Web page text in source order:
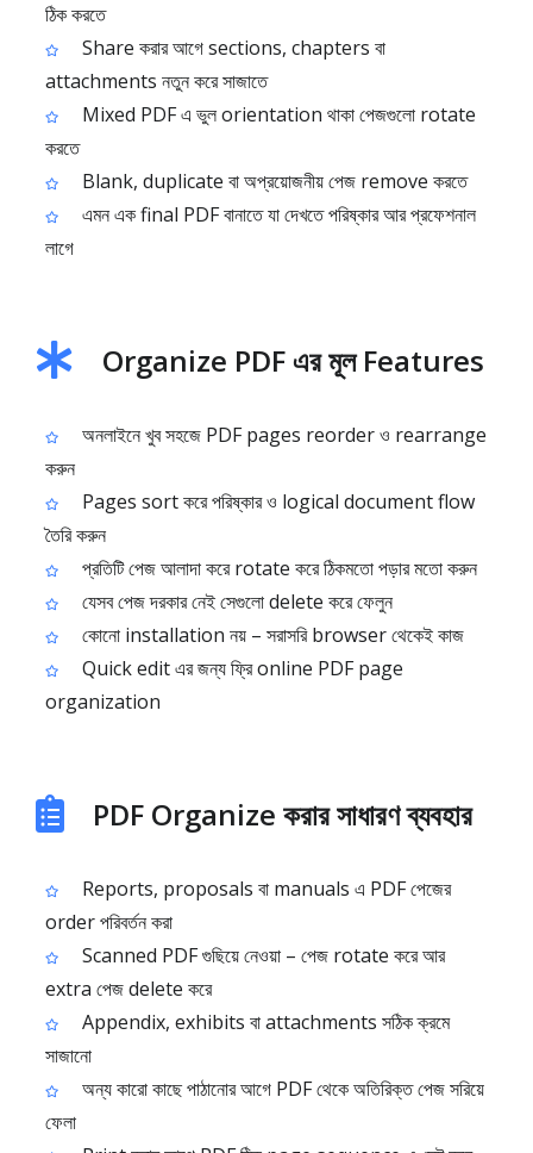
ঠিক করতে
Share করার আগে sections, chapters বা
attachments নতুন করে সাজাতে
Mixed PDF এ ভুল orientation থাকা পেজগুলো rotate
করতে
Blank, duplicate বা অপ্রয়োজনীয় পেজ remove করতে
এমন এক final PDF বানাতে যা দেখতে পরিষ্কার আর প্রফেশনাল
লাগে
Organize PDF এর মূল Features
অনলাইনে খুব সহজে PDF pages reorder ও rearrange
করুন
Pages sort করে পরিষ্কার ও logical document flow
তৈরি করুন
প্রতিটি পেজ আলাদা করে rotate করে ঠিকমতো পড়ার মতো করুন
যেসব পেজ দরকার নেই সেগুলো delete করে ফেলুন
কোনো installation নয় – সরাসরি browser থেকেই কাজ
Quick edit এর জন্য ফ্রি online PDF page
organization
PDF Organize করার সাধারণ ব্যবহার
Reports, proposals বা manuals এ PDF পেজের
order পরিবর্তন করা
Scanned PDF গুছিয়ে নেওয়া – পেজ rotate করে আর
extra পেজ delete করে
Appendix, exhibits বা attachments সঠিক ক্রমে
সাজানো
অন্য কারো কাছে পাঠানোর আগে PDF থেকে অতিরিক্ত পেজ সরিয়ে
ফেলা